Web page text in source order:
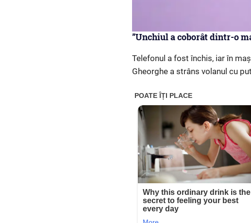
”Unchiul a coborât dintr-o
Telefonul a fost închis, iar în
Gheorghe a strâns volanul cu